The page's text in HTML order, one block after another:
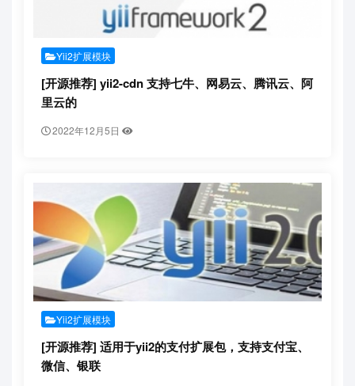
Yii2扩展模块
[开源推荐] yii2-cdn 支持七牛、网易云、腾讯云、阿
里云的
2022年12月5日
Yii2扩展模块
[开源推荐] 适用于yii2的支付扩展包，支持支付宝、
微信、银联